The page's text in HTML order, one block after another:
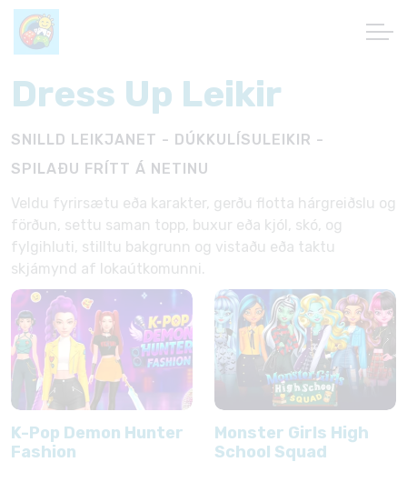
Dress Up Leikir
SNILLD LEIKJANET - DÚKKULÍSULEIKIR -
SPILAÐU FRÍTT Á NETINU
Veldu fyrirsætu eða karakter, gerðu flotta hárgreiðslu og
förðun, settu saman topp, buxur eða kjól, skó, og
fylgihluti, stilltu bakgrunn og vistaðu eða taktu
skjámynd af lokaútkomunni.
K-Pop Demon Hunter
Fashion
Monster Girls High
School Squad